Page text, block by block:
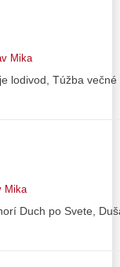
Mika
lodivod, Túžba
Mika
Duch po Svete,